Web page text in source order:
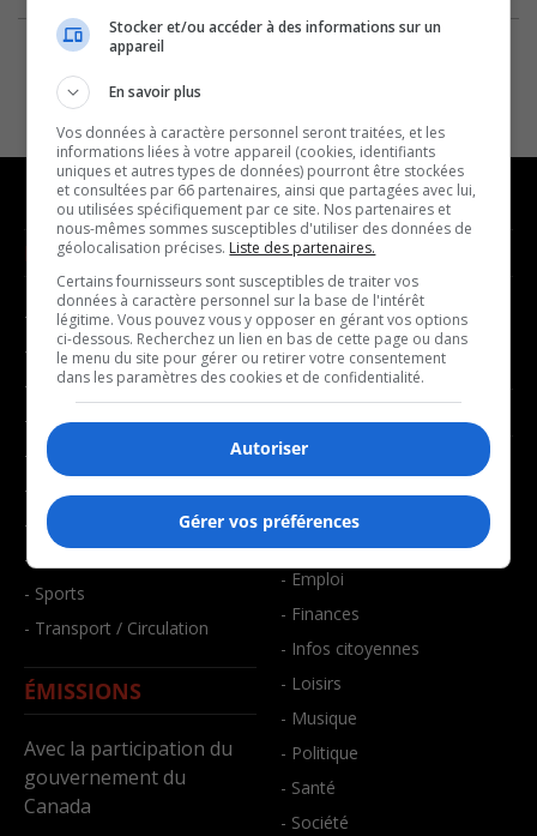
NOUVELLES
- Affaires municipales
- Communauté / Social
- Culture
- Économie
- Éducation
- Environnement
- Faits divers
- Santé et bien-être
- Sports
- Transport / Circulation
ÉMISSIONS
Avec la participation du
gouvernement du
Canada
MUSIQUE
- Décompte franco
- Joué récemment
BALADOS
- Affaires
- Art de vivre
- Bien-être
- Emploi
- Finances
- Infos citoyennes
- Loisirs
- Musique
- Politique
- Santé
- Société
Stocker et/ou accéder à des informations sur un
appareil
En savoir plus
Vos données à caractère personnel seront traitées, et les
informations liées à votre appareil (cookies, identifiants
uniques et autres types de données) pourront être stockées
et consultées par 66 partenaires, ainsi que partagées avec lui,
ou utilisées spécifiquement par ce site. Nos partenaires et
nous-mêmes sommes susceptibles d'utiliser des données de
géolocalisation précises. Liste des partenaires.
Certains fournisseurs sont susceptibles de traiter vos
données à caractère personnel sur la base de l'intérêt
légitime. Vous pouvez vous y opposer en gérant vos options
ci-dessous. Recherchez un lien en bas de cette page ou dans
le menu du site pour gérer ou retirer votre consentement
dans les paramètres des cookies et de confidentialité.
Autoriser
Gérer vos préférences